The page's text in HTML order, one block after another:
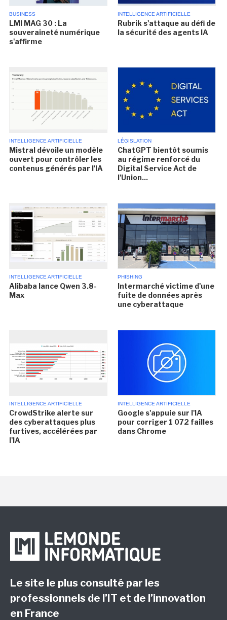
BUSINESS
LMI MAG 30 : La
souveraineté numérique
s'affirme
INTELLIGENCE ARTIFICIELLE
Rubrik s'attaque au défi de
la sécurité des agents IA
INTELLIGENCE ARTIFICIELLE
Mistral dévoile un modèle
ouvert pour contrôler les
contenus générés par l'IA
LÉGISLATION
ChatGPT bientôt soumis
au régime renforcé du
Digital Service Act de
l'Union...
INTELLIGENCE ARTIFICIELLE
Alibaba lance Qwen 3.8-
Max
PHISHING
Intermarché victime d'une
fuite de données après
une cyberattaque
INTELLIGENCE ARTIFICIELLE
CrowdStrike alerte sur
des cyberattaques plus
furtives, accélérées par
l'IA
INTELLIGENCE ARTIFICIELLE
Google s'appuie sur l'IA
pour corriger 1 072 failles
dans Chrome
Le site le plus consulté par les
professionnels de l’IT et de l’innovation
en France